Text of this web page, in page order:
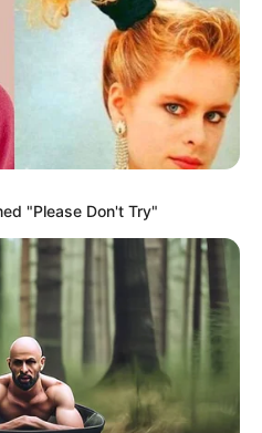
"Please Don't Try"